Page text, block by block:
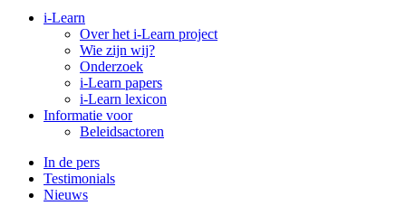
i-Learn
Over het i-Learn project
Wie zijn wij?
Onderzoek
i-Learn papers
i-Learn lexicon
Informatie voor
Beleidsactoren
In de pers
Testimonials
Nieuws